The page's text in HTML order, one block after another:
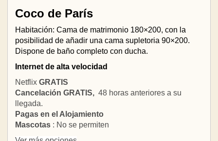
Coco de París
Habitación: Cama de matrimonio 180×200, con la
posibilidad de añadir una cama supletoria 90×200.
Dispone de baño completo con ducha.
Internet de alta velocidad
Netflix GRATIS
Cancelación GRATIS, 48 horas anteriores a su
llegada.
Pagas en el Alojamiento
Mascotas : No se permiten